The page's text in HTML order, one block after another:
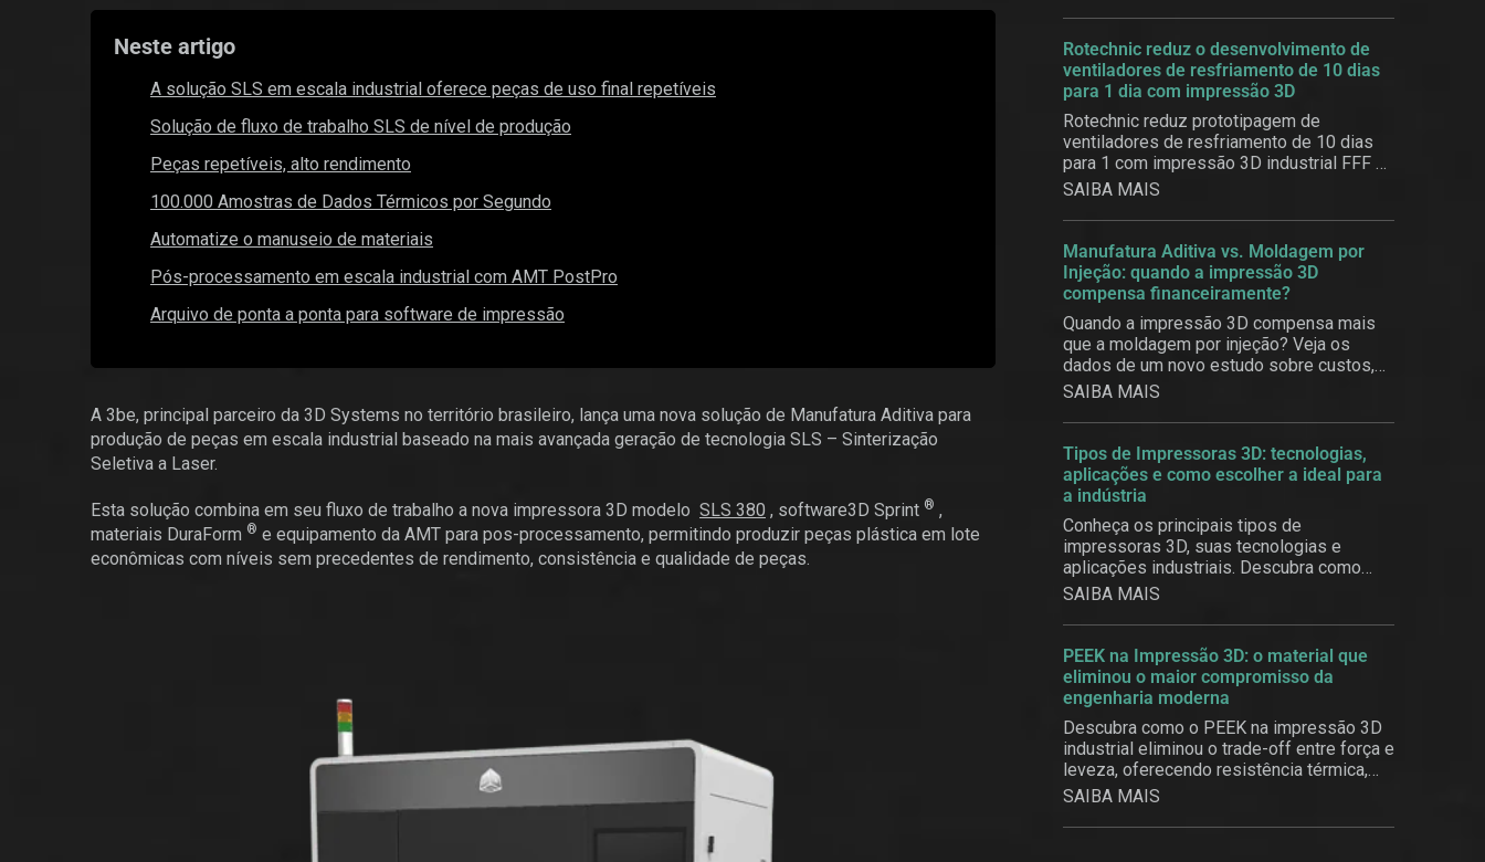
Neste artigo
A solução SLS em escala industrial oferece peças de uso final repetíveis
Solução de fluxo de trabalho SLS de nível de produção
Peças repetíveis, alto rendimento
100.000 Amostras de Dados Térmicos por Segundo
Automatize o manuseio de materiais
Pós-processamento em escala industrial com AMT PostPro
Arquivo de ponta a ponta para software de impressão
A 3be, principal parceiro da 3D Systems no território brasileiro, lança uma nova solução de Manufatura Aditiva para
produção de peças em escala industrial baseado na mais avançada geração de tecnologia SLS – Sinterização
Seletiva a Laser.
Esta solução combina em seu fluxo de trabalho a nova impressora 3D modelo SLS 380 , software3D Sprint ® ,
materiais DuraForm ® e equipamento da AMT para pos-processamento, permitindo produzir peças plástica em lote
econômicas com níveis sem precedentes de rendimento, consistência e qualidade de peças.
Rotechnic reduz o desenvolvimento de
ventiladores de resfriamento de 10 dias
para 1 dia com impressão 3D
Rotechnic reduz prototipagem de
ventiladores de resfriamento de 10 dias
para 1 com impressão 3D industrial FFF e
PEEK da INTAMSYS.
SAIBA MAIS
Manufatura Aditiva vs. Moldagem por
Injeção: quando a impressão 3D
compensa financeiramente?
Quando a impressão 3D compensa mais
que a moldagem por injeção? Veja os
dados de um novo estudo sobre custos,
produtividade e customização em massa.
SAIBA MAIS
Tipos de Impressoras 3D: tecnologias,
aplicações e como escolher a ideal para
a indústria
Conheça os principais tipos de
impressoras 3D, suas tecnologias e
aplicações industriais. Descubra como
escolher a solução ideal com a 3BE.
SAIBA MAIS
PEEK na Impressão 3D: o material que
eliminou o maior compromisso da
engenharia moderna
Descubra como o PEEK na impressão 3D
industrial eliminou o trade-off entre força e
leveza, oferecendo resistência térmica,
química e estrutural.
SAIBA MAIS